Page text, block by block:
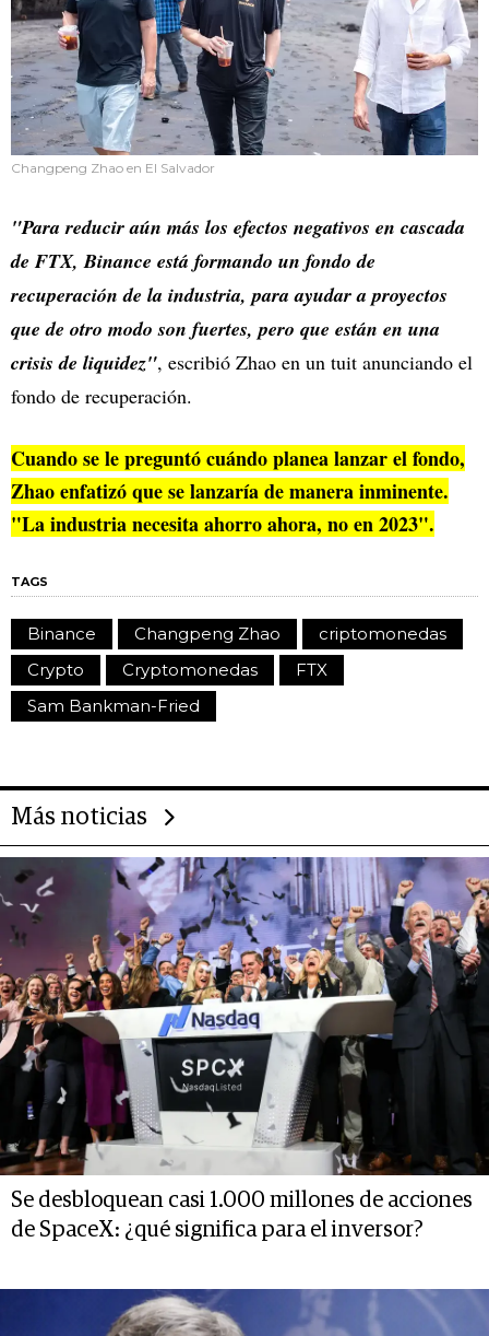
Changpeng Zhao en El Salvador
"Para reducir aún más los efectos negativos en cascada
de FTX, Binance está formando un fondo de
recuperación de la industria, para ayudar a proyectos
que de otro modo son fuertes, pero que están en una
crisis de liquidez", escribió Zhao en un tuit anunciando el
fondo de recuperación.
Cuando se le preguntó cuándo planea lanzar el fondo,
Zhao enfatizó que se lanzaría de manera inminente.
"La industria necesita ahorro ahora, no en 2023".
TAGS
Binance Changpeng Zhao
criptomonedas
Crypto
Cryptomonedas
FTX
Sam Bankman-Fried
Más noticias
Se desbloquean casi 1.000 millones de acciones
de SpaceX: ¿qué significa para el inversor?